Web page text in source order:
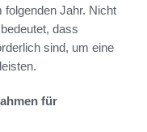
folgenden Jahr. Nicht
dass
sind, um eine
für